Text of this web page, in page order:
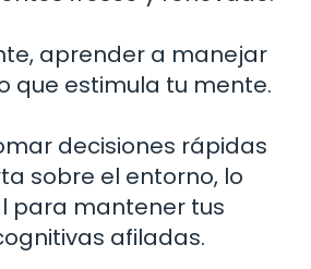
aprender a manejar
que estimula tu mente.
decisiones rápidas
sobre el entorno, lo
para mantener tus
afiladas.